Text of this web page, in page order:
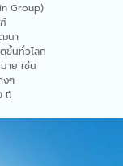
Group)
นา
ขึ้นทั่วโลก
าย เช่น
งๆ
ปี